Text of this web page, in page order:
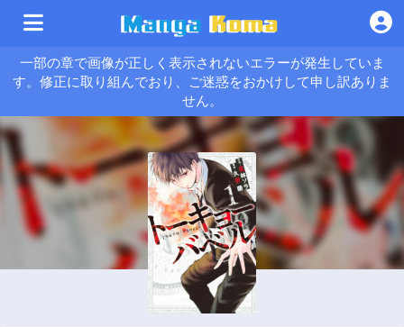
一部の章で画像が正しく表示されないエラーが発生していま
す。修正に取り組んでおり、ご迷惑をおかけして申し訳ありま
せん。